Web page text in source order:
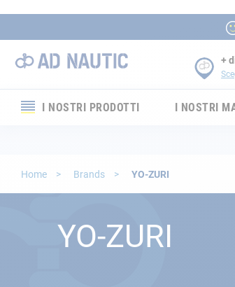
+
I NOSTRI PRODOTTI
Elettricità
I NOSTRI
Home Brands YO-ZURI
YO-ZURI